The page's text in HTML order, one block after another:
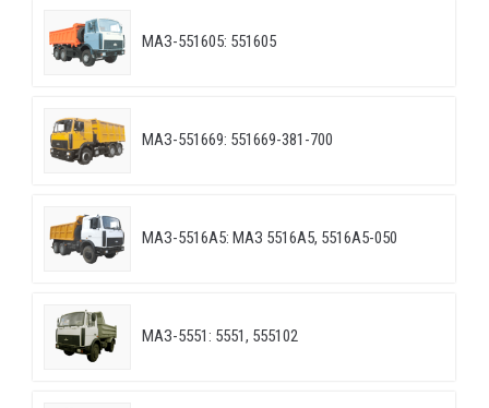
МАЗ-551605: 551605
МАЗ-551669: 551669-381-700
МАЗ-5516А5: МАЗ 5516А5, 5516А5-050
МАЗ-5551: 5551, 555102